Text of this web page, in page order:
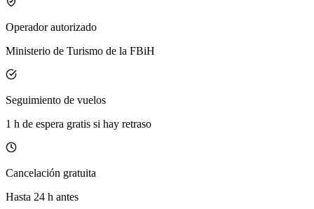
Operador autorizado
Ministerio de Turismo de la FBiH
Seguimiento de vuelos
1 h de espera gratis si hay retraso
Cancelación gratuita
Hasta 24 h antes